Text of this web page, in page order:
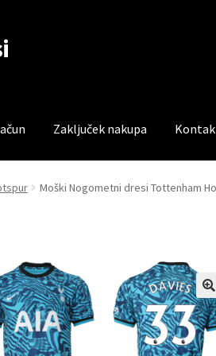
Zaključek nakupa
Trgovina Zaključek nakupa
Moški Nogometni dresi Tottenham